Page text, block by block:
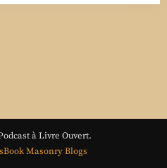
à Livre Ouvert.
Masonry Blogs